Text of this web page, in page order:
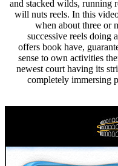
and stacked wilds,
will nuts reels. In
when about
successive
offers book have,
sense to own
newest court
completely